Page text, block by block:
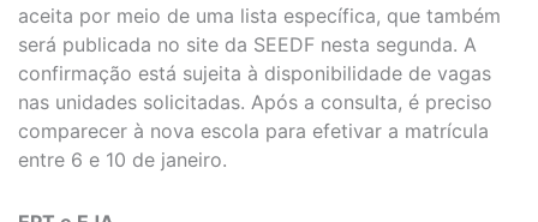
aceita por meio de uma lista específica, que também
será publicada no site da SEEDF nesta segunda. A
confirmação está sujeita à disponibilidade de vagas
nas unidades solicitadas. Após a consulta, é preciso
comparecer à nova escola para efetivar a matrícula
entre 6 e 10 de janeiro.